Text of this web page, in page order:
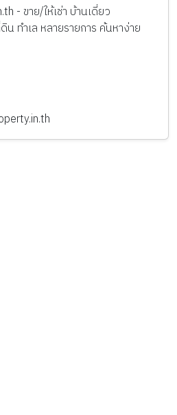
- ขาย/ให้เช่า บ้านเดี่ยว
ทำเล หลายรายการ ค้นหาง่าย